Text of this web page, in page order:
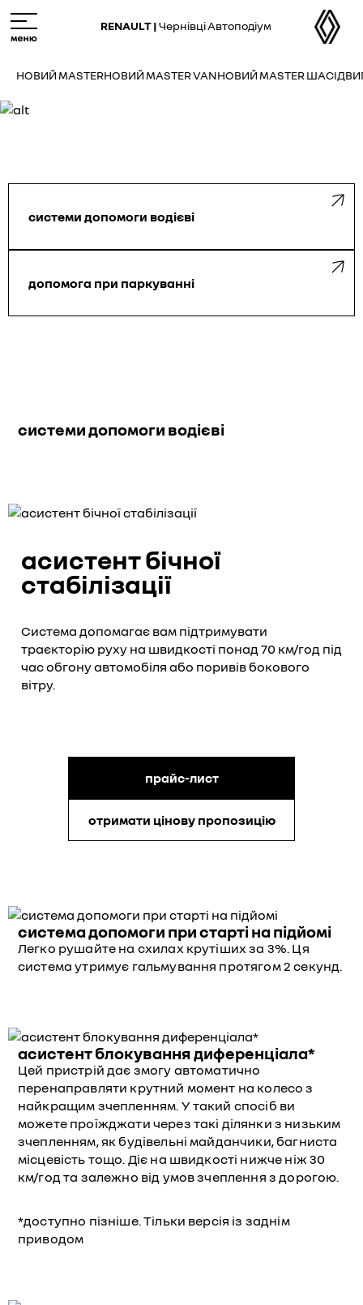
RENAULT |Чернівці Автоподіум
НОВИЙ MASTERНОВИЙ MASTER VANНОВИЙ MASTER ШАСІ
системи допомоги водієві
допомога при паркуванні
системи допомоги водієві
асистент бічної
стабілізації
Система допомагає вам підтримувати
траєкторію руху на швидкості понад 70 км/год під
час обгону автомобіля або поривів бокового
вітру.
прайс-лист
отримати цінову пропозицію
система допомоги при старті на підйомі
Легко рушайте на схилах крутіших за 3%. Ця
система утримує гальмування протягом 2 секунд.
асистент блокування диференціала*
Цей пристрій дає змогу автоматично
перенаправляти крутний момент на колесо з
найкращим зчепленням. У такий спосіб ви
можете проїжджати через такі ділянки з низьким
зчепленням, як будівельні майданчики, багниста
місцевість тощо. Діє на швидкості нижче ніж 30
км/год та залежно від умов зчеплення з дорогою.
*доступно пізніше. Тільки версія із заднім
приводом